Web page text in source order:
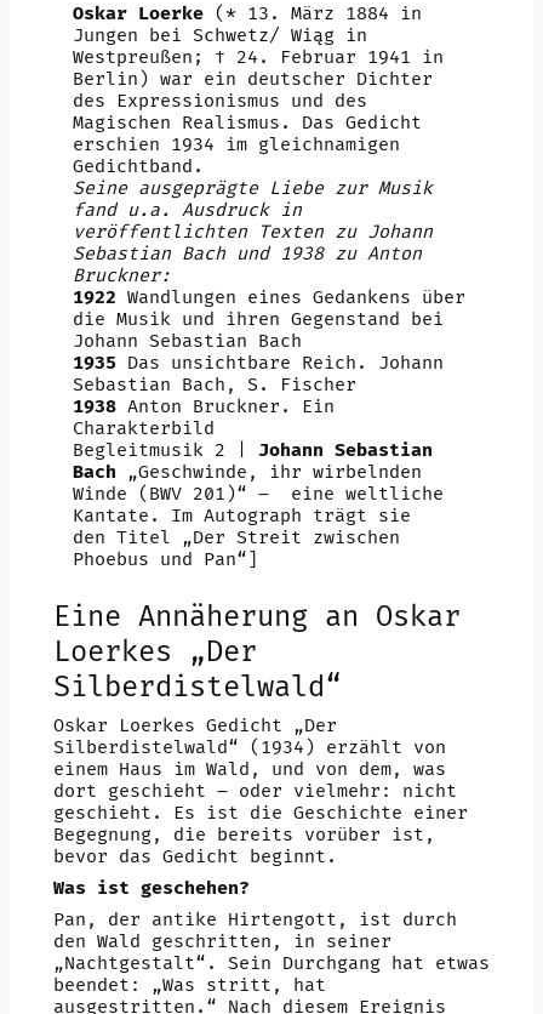
Oskar Loerke(* 13. März 1884 in
Jungen bei Schwetz/ Wiąg in
Westpreußen; † 24. Februar 1941 in
Berlin) war ein deutscher Dichter
des Expressionismus und des
Magischen Realismus. Das Gedicht
erschien 1934 im gleichnamigen
Gedichtband.
Seine ausgeprägte Liebe zur Musik
fand u.a. Ausdruck in
veröffentlichten Texten zu Johann
Sebastian Bach und 1938 zu Anton
Bruckner:
1922 Wandlungen eines Gedankens über
die Musik und ihren Gegenstand bei
Johann Sebastian Bach
1935Das unsichtbare Reich. Johann
Sebastian Bach, S. Fischer
1938Anton Bruckner. Ein
Charakterbild
Begleitmusik 2 | Johann Sebastian
Bach „Geschwinde, ihr wirbelnden
Winde (BWV 201)“ – eine weltliche
Kantate. Im Autograph trägt sie
den Titel „Der Streit zwischen
Phoebus und Pan“]
Eine Annäherung an Oskar
Loerkes „Der
Silberdistelwald“
Oskar Loerkes Gedicht „Der
Silberdistelwald“ (1934) erzählt von
einem Haus im Wald, und von dem, was
dort geschieht – oder vielmehr: nicht
geschieht. Es ist die Geschichte einer
Begegnung, die bereits vorüber ist,
bevor das Gedicht beginnt.
Was ist geschehen?
Pan, der antike Hirtengott, ist durch
den Wald geschritten, in seiner
„Nachtgestalt“. Sein Durchgang hat etwas
beendet: „Was stritt, hat
ausgestritten.“ Nach diesem Ereignis